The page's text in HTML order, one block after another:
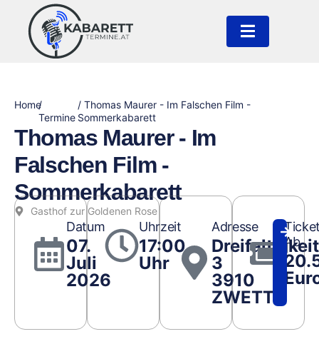
Home/
Termine
/ Thomas Maurer - Im Falschen Film -
Sommerkabarett
Thomas Maurer - Im
Falschen Film -
Sommerkabarett
Gasthof zur Goldenen Rose
Datum
07.
Juli
2026
Uhrzeit
17:00
Uhr
Adresse
3
3910
ZWETTL
Ab